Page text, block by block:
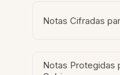
Notas Cifradas
Notas Protegidas